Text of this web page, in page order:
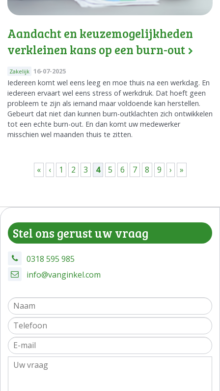
Aandacht en keuzemogelijkheden
verkleinen kans op een burn-out
Zakelijk 16-07-2025
Iedereen komt wel eens leeg en moe thuis na een werkdag. En
iedereen ervaart wel eens stress of werkdruk. Dat hoeft geen
probleem te zijn als iemand maar voldoende kan herstellen.
Gebeurt dat niet dan kunnen burn-outklachten zich ontwikkelen
tot een echte burn-out. En dan komt uw medewerker
misschien wel maanden thuis te zitten.
Pagina's
« ‹ 1 2 3 4 5 6 7 8 9 › »
Stel ons gerust uw vraag
0318 595 985
info@vanginkel.com